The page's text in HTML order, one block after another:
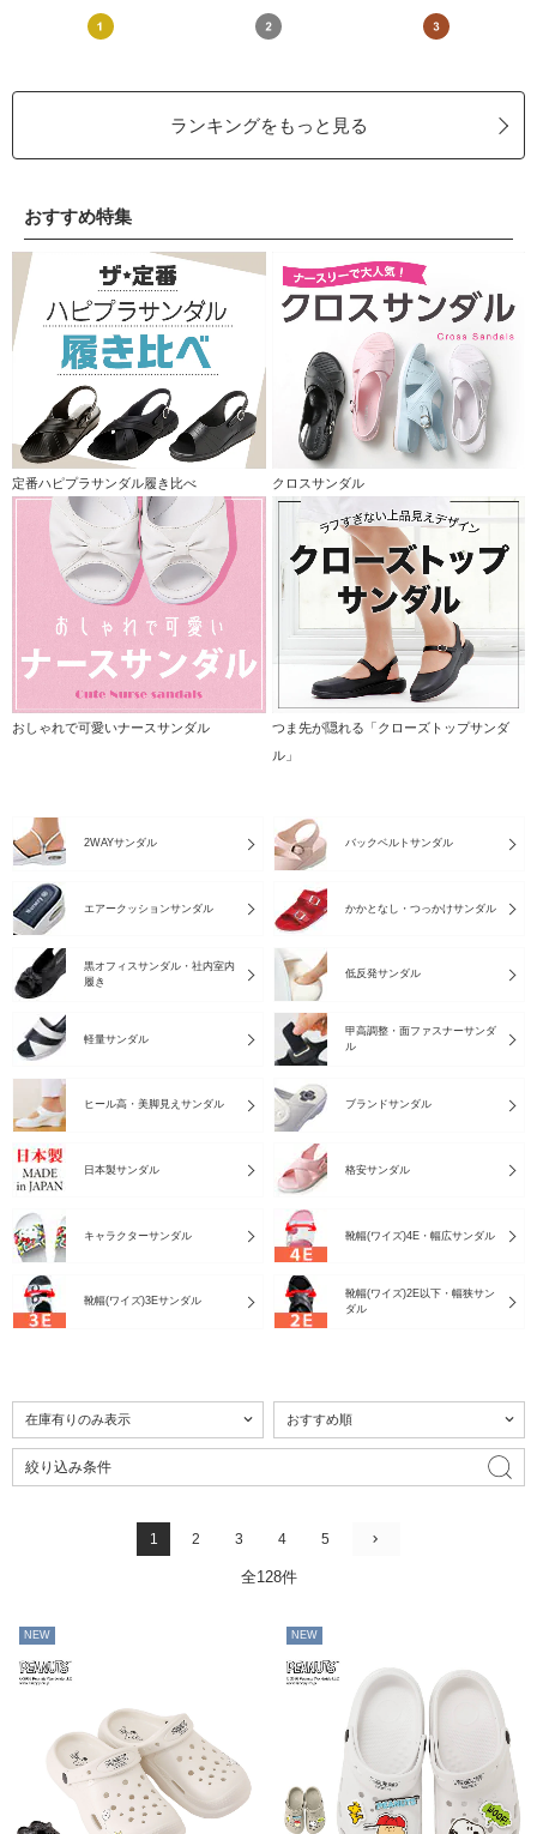
ランキングをもっと見る
おすすめ特集
定番ハピプラサンダル履き比べ クロスサンダル
おしゃれで可愛いナースサンダル
つま先が隠れる「クローズトップサンダ
ル」
2WAYサンダル バックベルトサンダル
エアークッションサンダル かかとなし・つっかけサンダル
黒オフィスサンダル・社内室内
履き
低反発サンダル
軽量サンダル
甲高調整・面ファスナーサンダ
ル
ヒール高・美脚見えサンダル ブランドサンダル
日本製サンダル 格安サンダル
キャラクターサンダル 靴幅(ワイズ)4E・幅広サンダル
靴幅(ワイズ)3Eサンダル
靴幅(ワイズ)2E以下・幅狭サン
ダル
絞り込み条件
1 2 3 4 5
全128件
NEW NEW